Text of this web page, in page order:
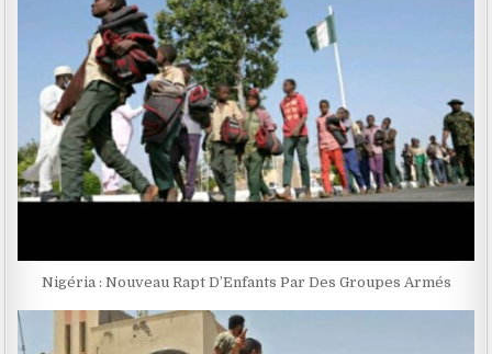
Nigéria : Nouveau Rapt D’Enfants Par Des Groupes Armés